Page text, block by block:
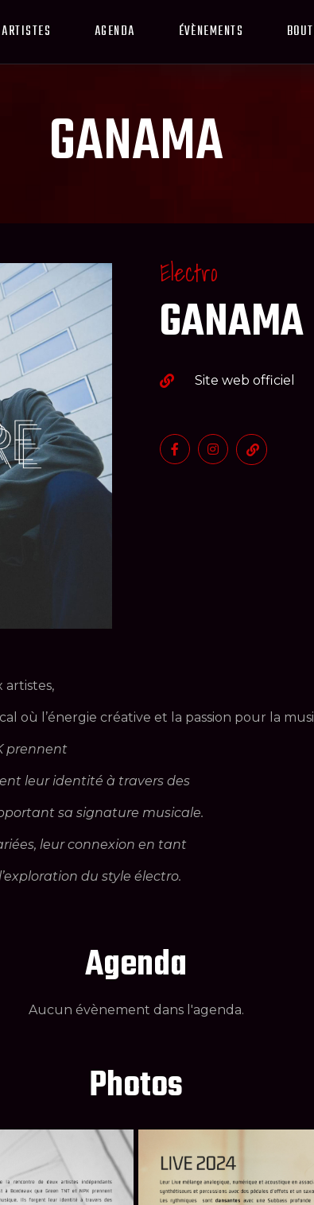
ARTISTES AGENDA ÉVÈNEMENTS
GANAMA
Electro
GANAMA
Site web officiel
artistes,
où l’énergie créative et la passion pour la
prennent
leur identité à travers des
sa signature musicale.
leur connexion en tant
du style électro.
Agenda
Aucun évènement dans l'agenda.
Photos